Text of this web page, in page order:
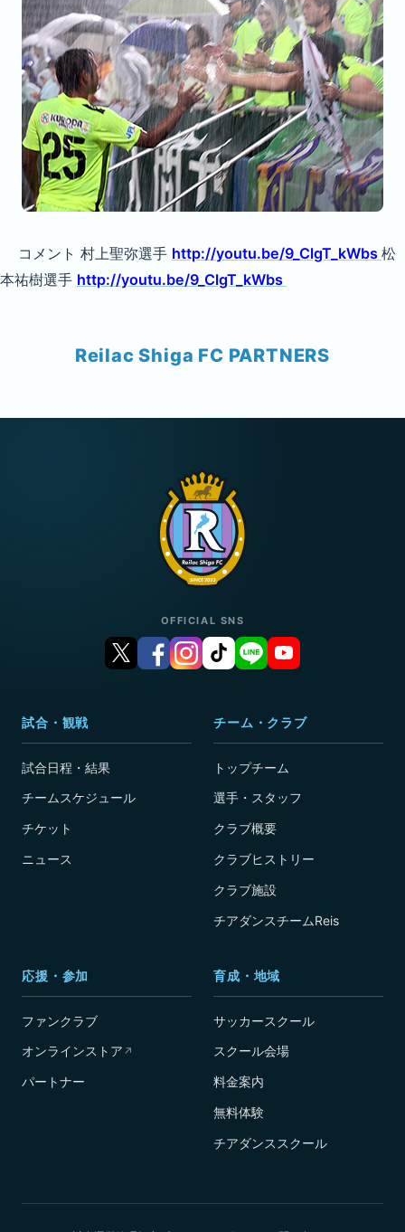
コメント 村上聖弥選手 http://youtu.be/9_ClgT_kWbs 松
本祐樹選手 http://youtu.be/9_ClgT_kWbs
Reilac Shiga FC PARTNERS
OFFICIAL SNS
試合・観戦
試合日程・結果
チームスケジュール
チケット
ニュース
チーム・クラブ
トップチーム
選手・スタッフ
クラブ概要
クラブヒストリー
クラブ施設
チアダンスチームReis
応援・参加
ファンクラブ
オンラインストア ↗
パートナー
育成・地域
サッカースクール
スクール会場
料金案内
無料体験
チアダンススクール